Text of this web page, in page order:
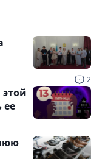
2
этой
ее